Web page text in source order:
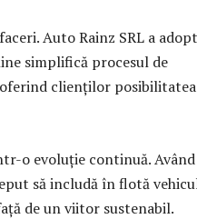
Auto Rainz SRL a
simplifică procesul de
clienților posibilitatea
o evoluție continuă.
să includă în flotă
de un viitor sustenabil.